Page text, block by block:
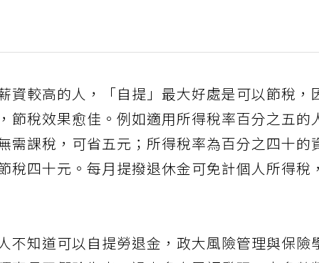
資較高的人，「自提」最大好處是可以節稅，
節稅效果愈佳。例如適用所得稅率百分之五的
需課稅，可省五元；所得稅率為百分之四十的
稅四十元。每月提撥退休金可免計個人所得稅
不知道可以自提勞退金，政大風險管理與保險